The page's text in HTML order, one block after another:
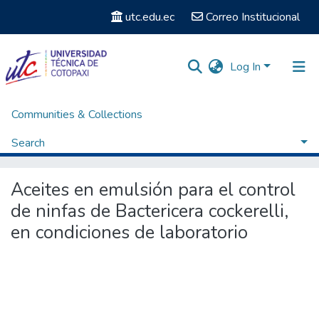
utc.edu.ec Correo Institucional
Log In
Communities & Collections
Search
Home Posgrados
Maestría en Sanidad Vegetal
Aceites en emulsión para el control de ninfas de Bactericera cockerelli, en condiciones de laboratorio
Aceites en emulsión para el control
de ninfas de Bactericera cockerelli,
en condiciones de laboratorio